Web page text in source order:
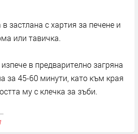
застлана с хартия за печене и
или тавичка.
в предварително загряна
за 45-60 минути, като към края
му с клечка за зъби.